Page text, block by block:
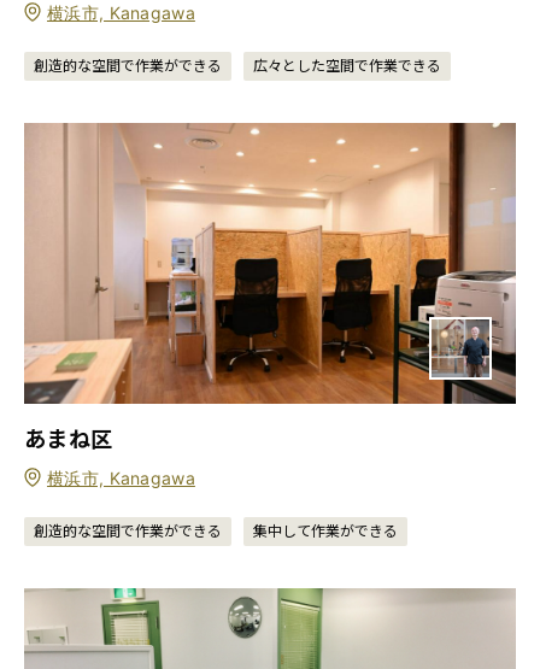
横浜市, Kanagawa
創造的な空間で作業ができる 広々とした空間で作業できる
あまね区
横浜市, Kanagawa
創造的な空間で作業ができる 集中して作業ができる